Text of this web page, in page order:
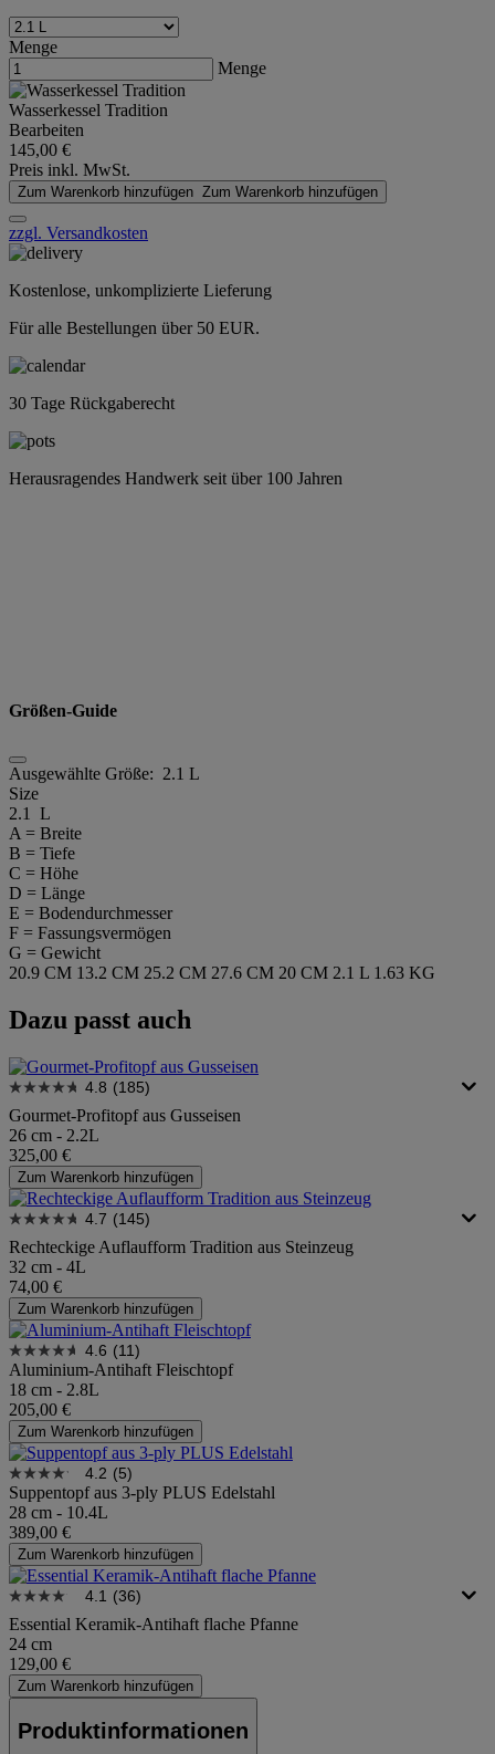
Menge
Menge
Wasserkessel Tradition
Bearbeiten
145,00 €
Preis inkl. MwSt.
Zum Warenkorb hinzufügen Zum Warenkorb hinzufügen
zzgl. Versandkosten
Kostenlose, unkomplizierte Lieferung
Für alle Bestellungen über 50 EUR.
30 Tage Rückgaberecht
Herausragendes Handwerk seit über 100 Jahren
Größen-Guide
Ausgewählte Größe: 2.1 L
Size
2.1 L
A = Breite
B = Tiefe
C = Höhe
D = Länge
E = Bodendurchmesser
F = Fassungsvermögen
G = Gewicht
20.9 CM 13.2 CM 25.2 CM 27.6 CM 20 CM 2.1 L 1.63 KG
Dazu passt auch
4.8 (185)
Gourmet-Profitopf aus Gusseisen
26 cm - 2.2L
325,00 €
Zum Warenkorb hinzufügen
4.7 (145)
Rechteckige Auflaufform Tradition aus Steinzeug
32 cm - 4L
74,00 €
Zum Warenkorb hinzufügen
4.6 (11)
Aluminium-Antihaft Fleischtopf
18 cm - 2.8L
205,00 €
Zum Warenkorb hinzufügen
4.2 (5)
Suppentopf aus 3-ply PLUS Edelstahl
28 cm - 10.4L
389,00 €
Zum Warenkorb hinzufügen
4.1 (36)
Essential Keramik-Antihaft flache Pfanne
24 cm
129,00 €
Zum Warenkorb hinzufügen
Produktinformationen